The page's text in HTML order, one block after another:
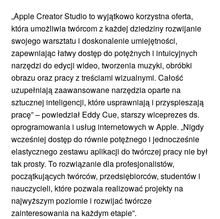
„Apple Creator Studio to wyjątkowo korzystna oferta,
która umożliwia twórcom z każdej dziedziny rozwijanie
swojego warsztatu i doskonalenie umiejętności,
zapewniając łatwy dostęp do potężnych i intuicyjnych
narzędzi do edycji wideo, tworzenia muzyki, obróbki
obrazu oraz pracy z treściami wizualnymi. Całość
uzupełniają zaawansowane narzędzia oparte na
sztucznej inteligencji, które usprawniają i przyspieszają
pracę” – powiedział Eddy Cue, starszy wiceprezes ds.
oprogramowania i usług internetowych w Apple. „Nigdy
wcześniej dostęp do równie potężnego i jednocześnie
elastycznego zestawu aplikacji do twórczej pracy nie był
tak prosty. To rozwiązanie dla profesjonalistów,
początkujących twórców, przedsiębiorców, studentów i
nauczycieli, które pozwala realizować projekty na
najwyższym poziomie i rozwijać twórcze
zainteresowania na każdym etapie”.